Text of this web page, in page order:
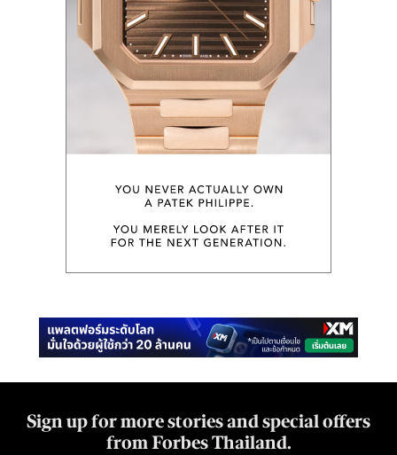
Sign up for more stories and special offers
from Forbes Thailand.